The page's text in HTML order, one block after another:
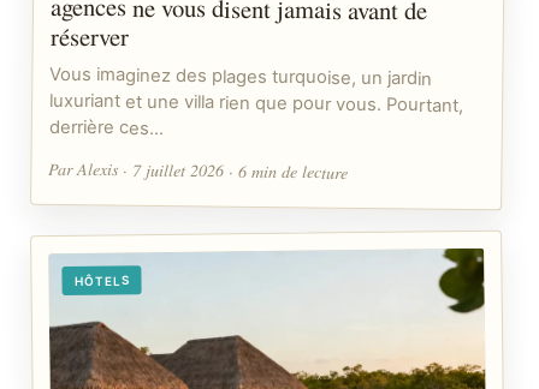
réserver
Vous imaginez des plages turquoise, un jardin
luxuriant et une villa rien que pour vous. Pourtant,
derrière ces…
Par Alexis · 7 juillet 2026 · 6 min de lecture
HÔTELS